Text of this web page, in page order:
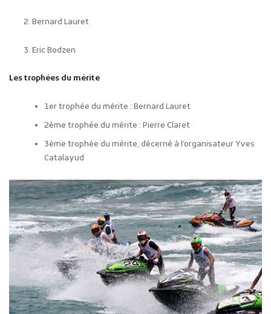
Bernard Lauret
Eric Bodzen
Les trophées du mérite
1er trophée du mérite : Bernard Lauret
2ème trophée du mérite : Pierre Claret
3ème trophée du mérite, décerné à l’organisateur Yves
Catalayud